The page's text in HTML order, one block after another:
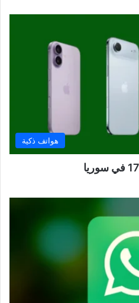
هواتف ذكية